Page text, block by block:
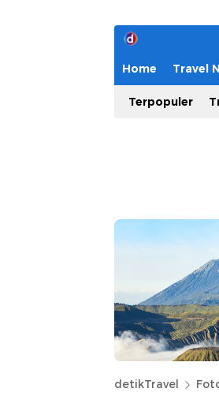
Home Travel
Terpopuler
detikTravel